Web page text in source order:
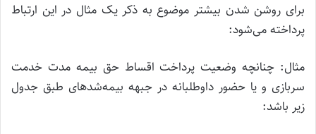
برای روشن شدن بیشتر موضوع به ذکر یک مثال در این ارتباط
پرداخته می‌شود:
مثال: چنانچه وضعیت پرداخت اقساط حق بیمه مدت خدمت
سربازی و یا حضور داوطلبانه در جبهه بیمه‌شدهای طبق جدول
زیر باشد: